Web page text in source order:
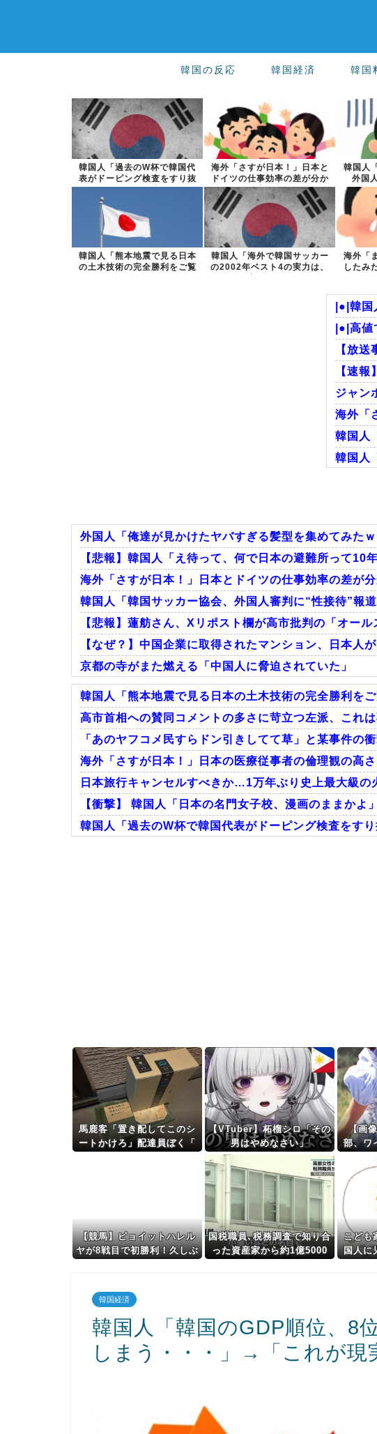
韓国の反応 韓国経済 韓国
韓国人「過去のW杯で韓国代
表がドーピング検査をすり抜
けるように注...
海外「さすが日本！」日本と
ドイツの仕事効率の差が分か
る数字に海外...
韓国人
外国
韓国人「熊本地震で見る日本
の土木技術の完全勝利をご覧
韓国人「海外で韓国サッカー
の2002年ベスト4の実力は、
海外「
したみ
|●|韓
|●|高
【放
【速
ジャン
海外「
韓国人
韓国人
海外「
外国人「俺達が見かけたヤバすぎる髪型を集めてみたｗ
【悲報】韓国人「え待って、何で日本の避難所って10
海外「さすが日本！」日本とドイツの仕事効率の差が
韓国人「韓国サッカー協会、外国人審判に“性接待”報
【悲報】蓮舫さん、Xリポスト欄が高市批判の「オー
【なぜ？】中国企業に取得されたマンション、日本人
京都の寺がまた燃える「中国人に脅迫されていた」
Powered by livedoor 相互RSS
韓国人「熊本地震で見る日本の土木技術の完全勝利を
高市首相への賛同コメントの多さに苛立つ左派、これ
「あのヤフコメ民すらドン引きしてて草」と某事件の
海外「さすが日本！」日本の医療従事者の倫理観の高
日本旅行キャンセルすべきか…1万年ぶり史上最大級の
【衝撃】 韓国人「日本の名門女子校、漫画のままかよ」
韓国人「過去のW杯で韓国代表がドーピング検査をす
馬鹿客「置き配してこのシ
ートかけろ」配達員ぼく「
【VTuber】柘榴シロ「その
男はやめなさい」
【画
部、ワ
【競馬】ピョイットハレル
ヤが8戦目で初勝利！久しぶ
国税職員､税務調査で知り合
った資産家から約1億5000
こども
国人に
韓国経済
韓国人「韓国のGDP順位、8
しまう・・・」→「これが現